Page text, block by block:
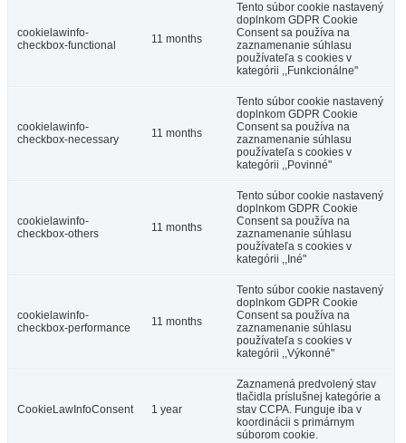
cookielawinfo-
checkbox-functional
11 months
Tento súbor cookie nastavený
doplnkom GDPR Cookie
Consent sa používa na
zaznamenanie súhlasu
používateľa s cookies v
kategórii ,,Funkcionálne"
cookielawinfo-
checkbox-necessary
11 months
Tento súbor cookie nastavený
doplnkom GDPR Cookie
Consent sa používa na
zaznamenanie súhlasu
používateľa s cookies v
kategórii ,,Povinné"
cookielawinfo-
checkbox-others
11 months
Tento súbor cookie nastavený
doplnkom GDPR Cookie
Consent sa používa na
zaznamenanie súhlasu
používateľa s cookies v
kategórii ,,Iné"
cookielawinfo-
checkbox-performance
11 months
Tento súbor cookie nastavený
doplnkom GDPR Cookie
Consent sa používa na
zaznamenanie súhlasu
používateľa s cookies v
kategórii ,,Výkonné"
CookieLawInfoConsent 1 year
Zaznamená predvolený stav
tlačidla príslušnej kategórie a
stav CCPA. Funguje iba v
koordinácii s primárnym
súborom cookie.